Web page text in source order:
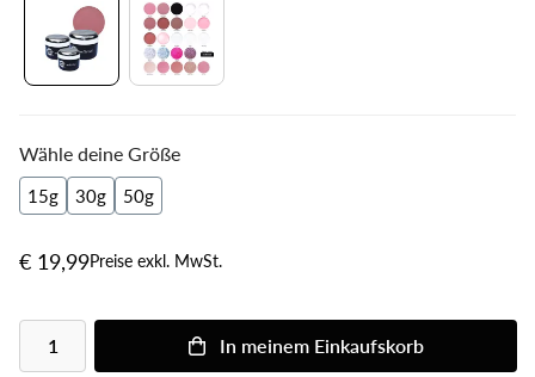
Wähle deine Größe
15g 30g 50g
€ 19,99Preise exkl. MwSt.
In meinem Einkaufskorb